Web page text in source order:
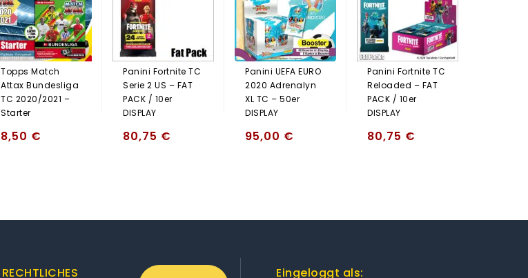
Topps Match
Attax Bundesliga
TC 2020/2021 –
Starter
8,50 €
Panini Fortnite TC
Serie 2 US – FAT
PACK / 10er
DISPLAY
80,75 €
Panini UEFA EURO
2020 Adrenalyn
XL TC – 50er
DISPLAY
95,00 €
Panini Fortnite TC
Reloaded – FAT
PACK / 10er
DISPLAY
80,75 €
RECHTLICHES Eingeloggt als: